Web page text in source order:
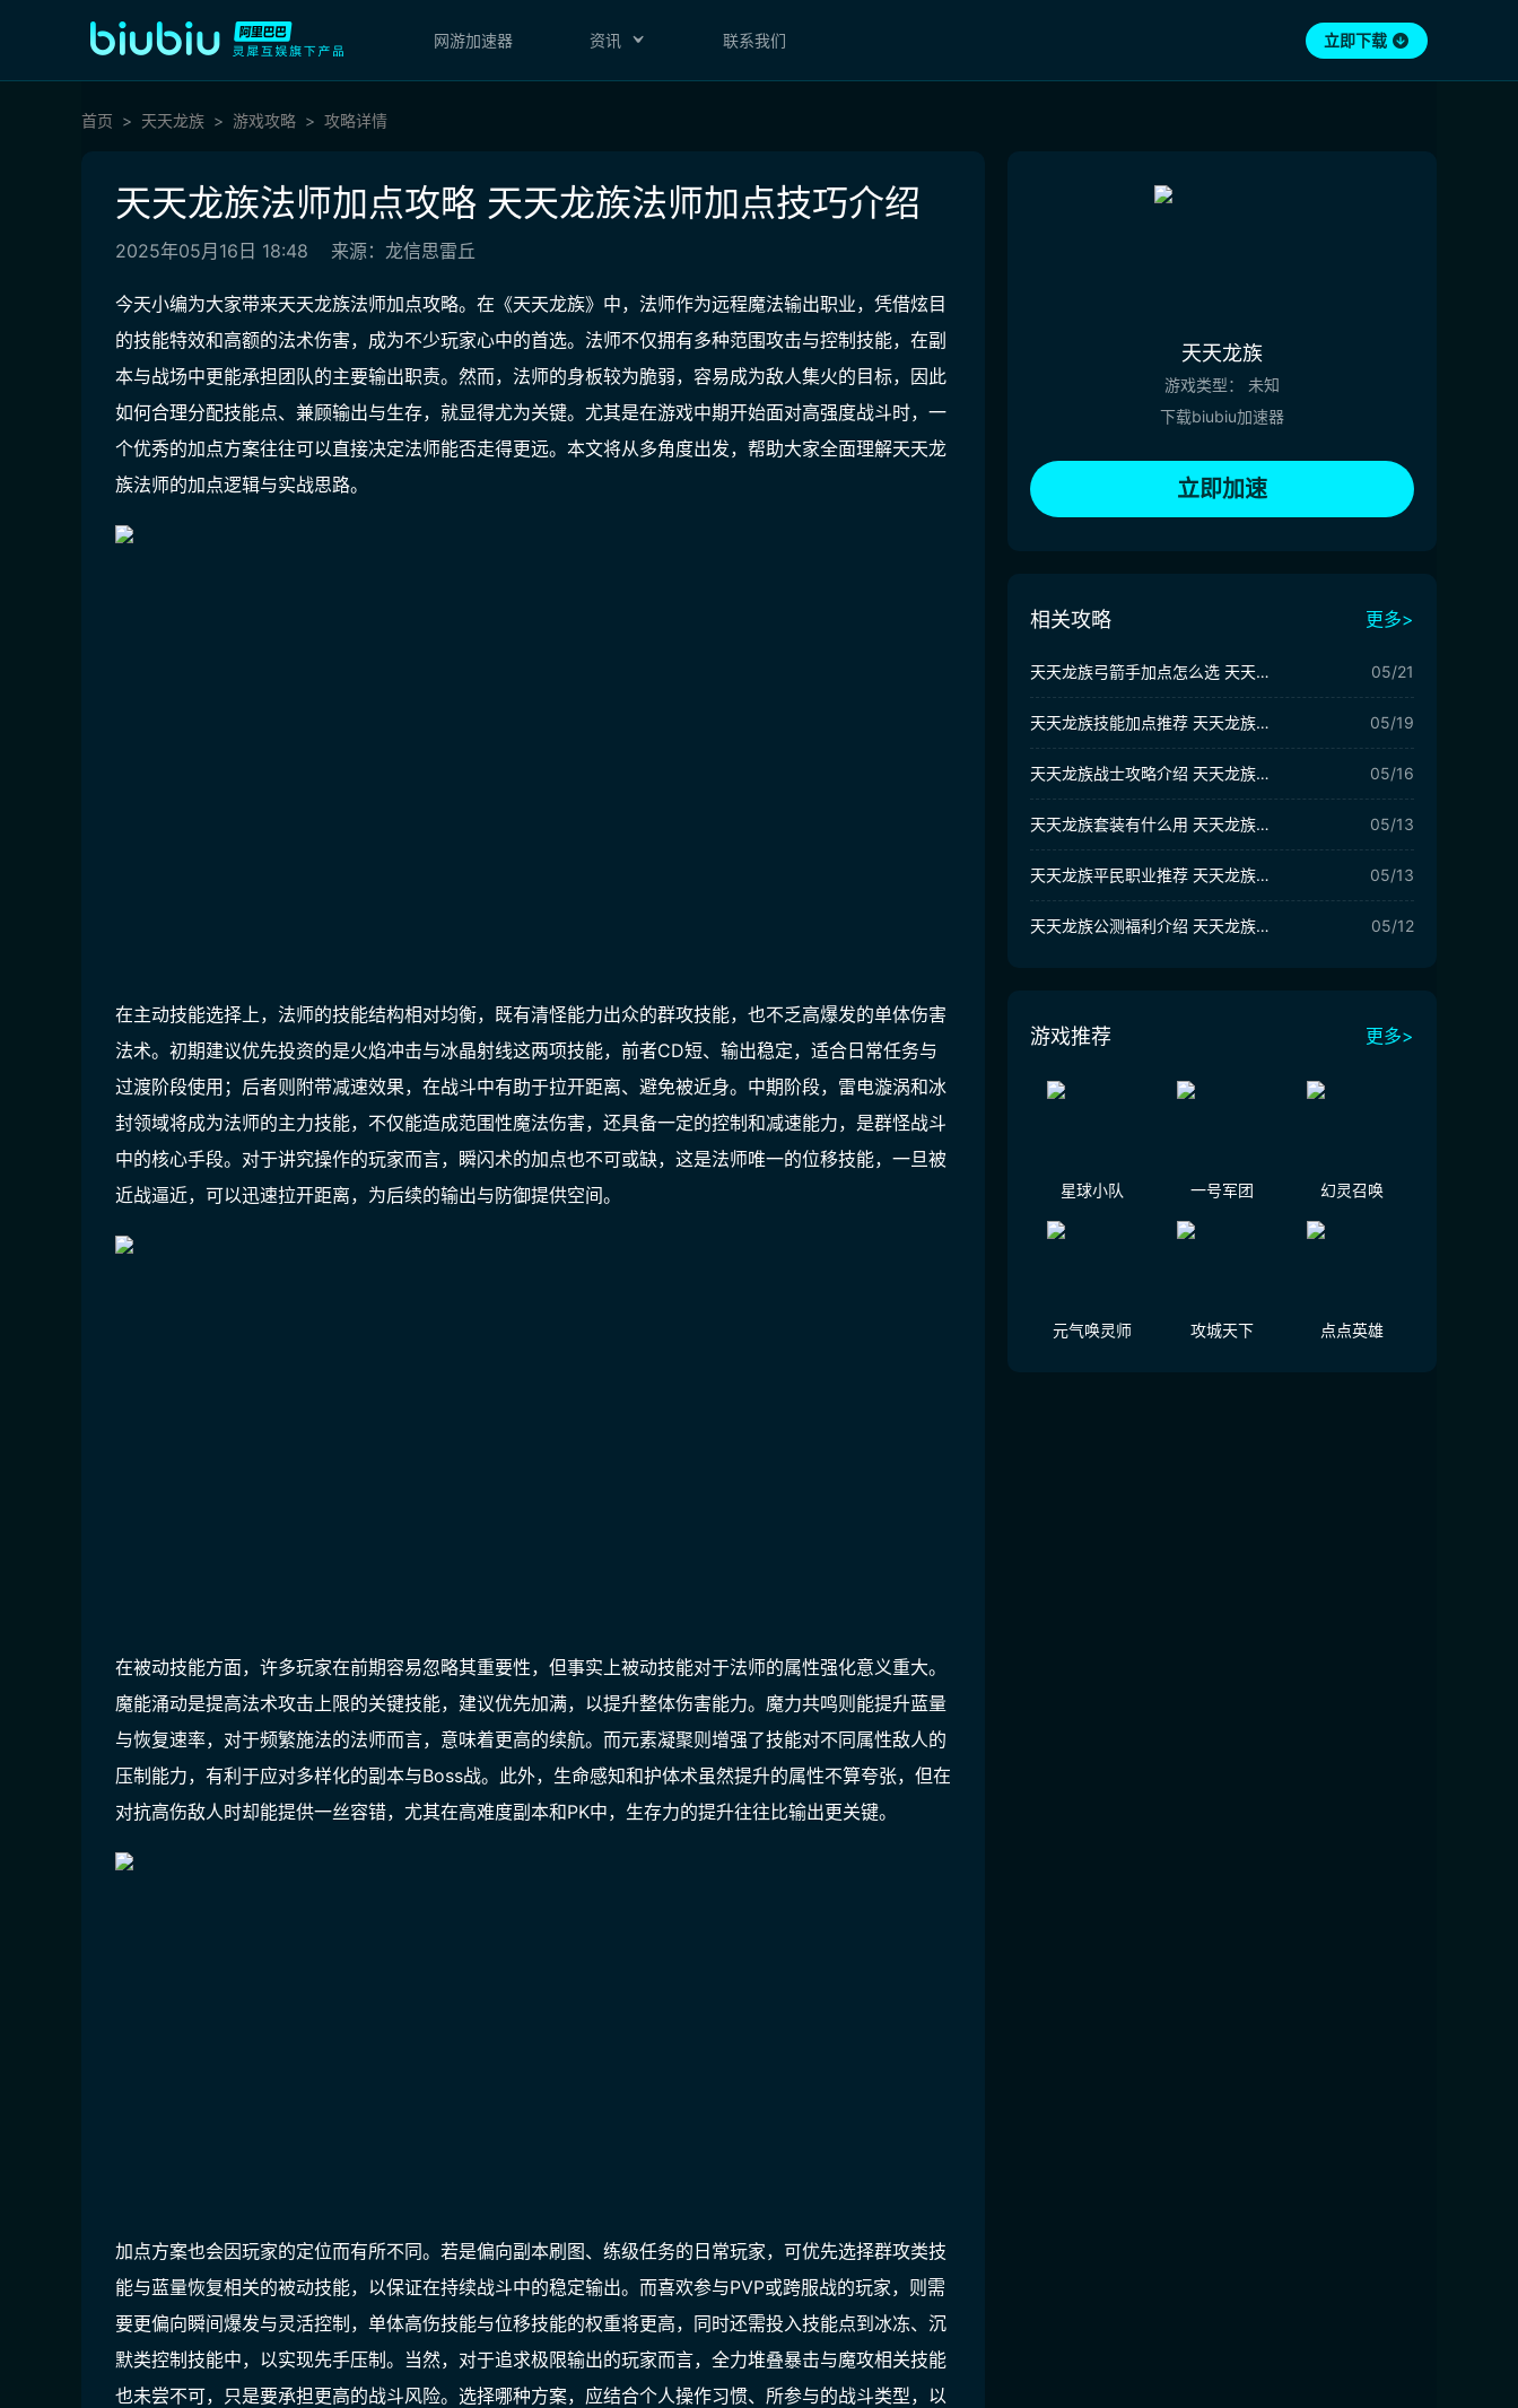
网游加速器 资讯 联系我们 立即下载
首页 天天龙族 游戏攻略 攻略详情
天天龙族法师加点攻略 天天龙族法师加点技巧介绍
2025年05月16日 18:48 来源：龙信思雷丘
今天小编为大家带来天天龙族法师加点攻略。在《天天龙族》中，法师作为远程魔法输出职业，凭借炫目
的技能特效和高额的法术伤害，成为不少玩家心中的首选。法师不仅拥有多种范围攻击与控制技能，在副
本与战场中更能承担团队的主要输出职责。然而，法师的身板较为脆弱，容易成为敌人集火的目标，因此
如何合理分配技能点、兼顾输出与生存，就显得尤为关键。尤其是在游戏中期开始面对高强度战斗时，一
个优秀的加点方案往往可以直接决定法师能否走得更远。本文将从多角度出发，帮助大家全面理解天天龙
族法师的加点逻辑与实战思路。
在主动技能选择上，法师的技能结构相对均衡，既有清怪能力出众的群攻技能，也不乏高爆发的单体伤害
法术。初期建议优先投资的是火焰冲击与冰晶射线这两项技能，前者CD短、输出稳定，适合日常任务与
过渡阶段使用；后者则附带减速效果，在战斗中有助于拉开距离、避免被近身。中期阶段，雷电漩涡和冰
封领域将成为法师的主力技能，不仅能造成范围性魔法伤害，还具备一定的控制和减速能力，是群怪战斗
中的核心手段。对于讲究操作的玩家而言，瞬闪术的加点也不可或缺，这是法师唯一的位移技能，一旦被
近战逼近，可以迅速拉开距离，为后续的输出与防御提供空间。
在被动技能方面，许多玩家在前期容易忽略其重要性，但事实上被动技能对于法师的属性强化意义重大。
魔能涌动是提高法术攻击上限的关键技能，建议优先加满，以提升整体伤害能力。魔力共鸣则能提升蓝量
与恢复速率，对于频繁施法的法师而言，意味着更高的续航。而元素凝聚则增强了技能对不同属性敌人的
压制能力，有利于应对多样化的副本与Boss战。此外，生命感知和护体术虽然提升的属性不算夸张，但在
对抗高伤敌人时却能提供一丝容错，尤其在高难度副本和PK中，生存力的提升往往比输出更关键。
加点方案也会因玩家的定位而有所不同。若是偏向副本刷图、练级任务的日常玩家，可优先选择群攻类技
能与蓝量恢复相关的被动技能，以保证在持续战斗中的稳定输出。而喜欢参与PVP或跨服战的玩家，则需
要更偏向瞬间爆发与灵活控制，单体高伤技能与位移技能的权重将更高，同时还需投入技能点到冰冻、沉
默类控制技能中，以实现先手压制。当然，对于追求极限输出的玩家而言，全力堆叠暴击与魔攻相关技能
也未尝不可，只是要承担更高的战斗风险。选择哪种方案，应结合个人操作习惯、所参与的战斗类型，以
天天龙族
游戏类型：
未知
下载biubiu加速器
立即加速
相关攻略 更多>
天天龙族弓箭手加点怎么选 天天龙族弓箭手培养攻略 05/21
天天龙族技能加点推荐 天天龙族各职业如何加点 05/19
天天龙族战士攻略介绍 天天龙族战士技能搭配攻略 05/16
天天龙族套装有什么用 天天龙族套装怎么获取 05/13
天天龙族平民职业推荐 天天龙族什么职业不用氪金 05/13
天天龙族公测福利介绍 天天龙族公测有哪些福利 05/12
游戏推荐 更多>
星球小队 一号军团 幻灵召唤
元气唤灵师 攻城天下 点点英雄